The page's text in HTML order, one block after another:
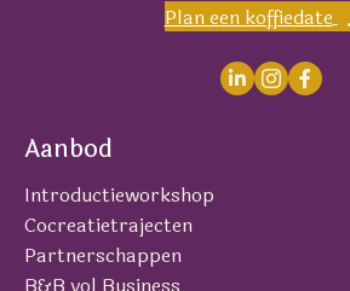
Plan een koffiedate
Aanbod
Introductieworkshop
Cocreatietrajecten
Partnerschappen